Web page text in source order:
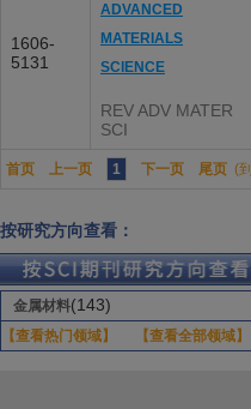
1606-
5131
ADVANCED
MATERIALS
SCIENCE
REV ADV MATER
SCI
首页 上一页 1 下一页 尾页 (到
按研究方向查看：
金属材料(143)
【查看热门领域】 【查看全部领域】